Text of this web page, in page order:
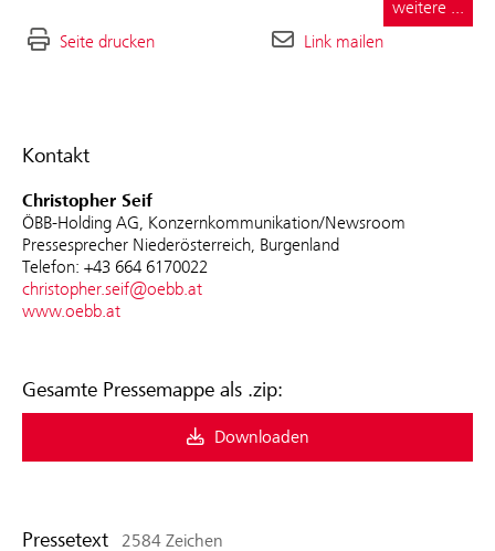
Kontakt
Christopher Seif
ÖBB-Holding AG, Konzernkommunikation/Newsroom
Pressesprecher Niederösterreich, Burgenland
Telefon: +43 664 6170022
christopher.seif@oebb.at
www.oebb.at
Gesamte Pressemappe als .zip:
Downloaden
Pressetext 2584 Zeichen
weitere ...
Seite drucken
Link mailen